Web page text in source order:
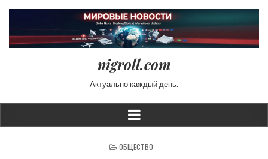
nigroll.com
Актуально каждый день.
POSTED IN
ОБЩЕСТВО